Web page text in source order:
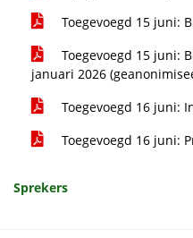
Toegevoegd 15 juni:
Toegevoegd 15 juni:
januari 2026
Toegevoegd 16 juni:
Toegevoegd 16 juni:
Sprekers